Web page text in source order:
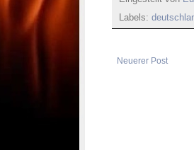
Labels:
Neuerer Post